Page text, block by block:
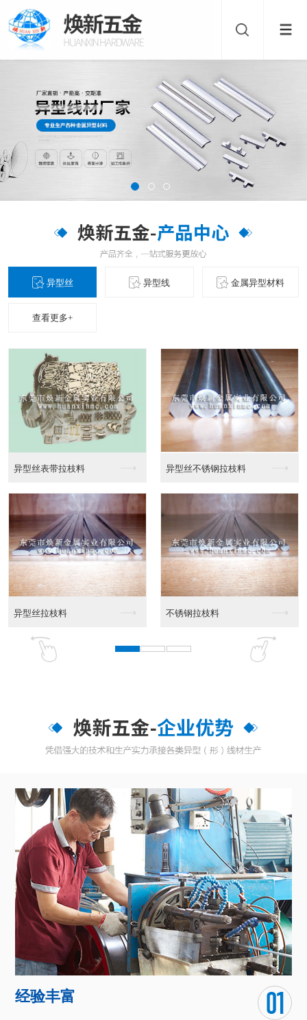
异型丝 异型线 金属异型材料
查看更多+
枝料
异性线CAD截面图 异性线截面图
东莞异性线CAD截面... CAD截面图
经验丰富